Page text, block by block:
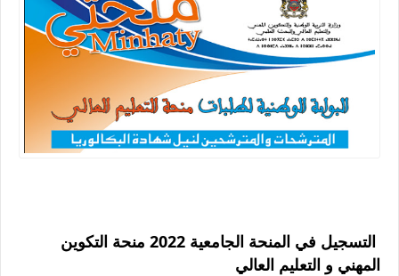
التسجيل في المنحة الجامعية 2022 منحة التكوين
المهني و التعليم العالي